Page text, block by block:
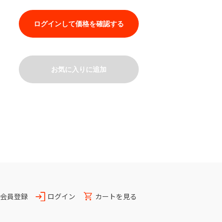
ログインして価格を確認する
お気に入りに追加
会員登録 ログイン カートを見る